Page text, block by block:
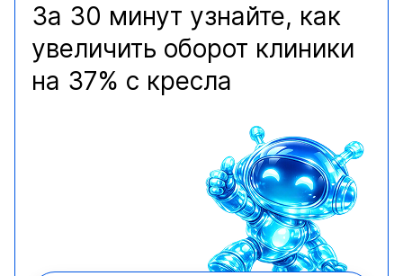
За 30 минут узнайте, как
увеличить оборот клиники
на 37% с кресла